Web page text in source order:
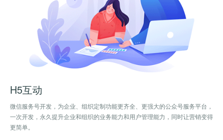
H5互动
微信服务号开发，为企业、组织定制功能更齐全、更强大的公众号服务平台，
一次开发，永久提升企业和组织的业务能力和用户管理能力，同时让营销变得
更简单。